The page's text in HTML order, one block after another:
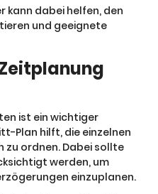
kann dabei helfen, den
und geeignete
ist ein wichtiger
Plan hilft, die einzelnen
zu ordnen. Dabei sollte
werden, um
einzuplanen.